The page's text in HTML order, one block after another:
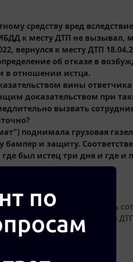
средству вред
к месту ДТП не вызывал,
вернулся к месту ДТП
об отказе в
в отношении истца.
вины ответчика
доказательством при
вызвать
поднимала грузовая
бампер и защиту.
был истец три дня и где и
выводу:
Незамедлительно вызывать
не характерные для